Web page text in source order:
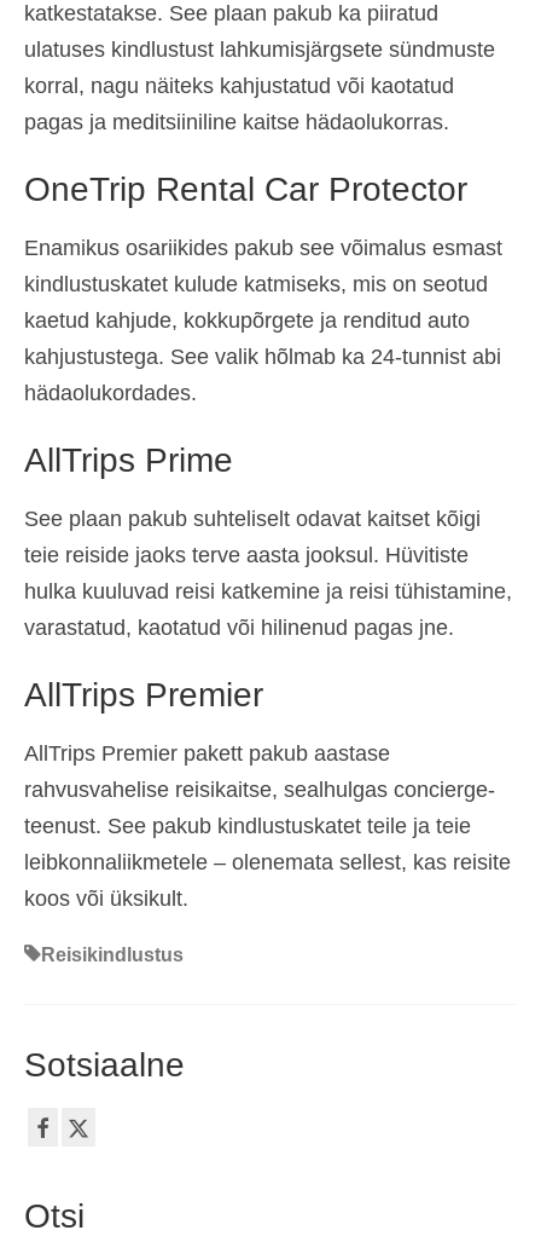
katkestatakse. See plaan pakub ka piiratud
ulatuses kindlustust lahkumisjärgsete sündmuste
korral, nagu näiteks kahjustatud või kaotatud
pagas ja meditsiiniline kaitse hädaolukorras.
OneTrip Rental Car Protector
Enamikus osariikides pakub see võimalus esmast
kindlustuskatet kulude katmiseks, mis on seotud
kaetud kahjude, kokkupõrgete ja renditud auto
kahjustustega. See valik hõlmab ka 24-tunnist abi
hädaolukordades.
AllTrips Prime
See plaan pakub suhteliselt odavat kaitset kõigi
teie reiside jaoks terve aasta jooksul. Hüvitiste
hulka kuuluvad reisi katkemine ja reisi tühistamine,
varastatud, kaotatud või hilinenud pagas jne.
AllTrips Premier
AllTrips Premier pakett pakub aastase
rahvusvahelise reisikaitse, sealhulgas concierge-
teenust. See pakub kindlustuskatet teile ja teie
leibkonnaliikmetele – olenemata sellest, kas reisite
koos või üksikult.
Reisikindlustus
Sotsiaalne
Otsi